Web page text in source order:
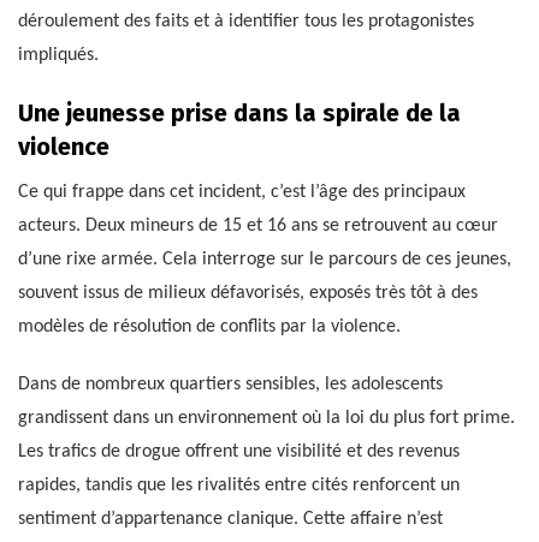
déroulement des faits et à identifier tous les protagonistes
impliqués.
Une jeunesse prise dans la spirale de la
violence
Ce qui frappe dans cet incident, c’est l’âge des principaux
acteurs. Deux mineurs de 15 et 16 ans se retrouvent au cœur
d’une rixe armée. Cela interroge sur le parcours de ces jeunes,
souvent issus de milieux défavorisés, exposés très tôt à des
modèles de résolution de conflits par la violence.
Dans de nombreux quartiers sensibles, les adolescents
grandissent dans un environnement où la loi du plus fort prime.
Les trafics de drogue offrent une visibilité et des revenus
rapides, tandis que les rivalités entre cités renforcent un
sentiment d’appartenance clanique. Cette affaire n’est